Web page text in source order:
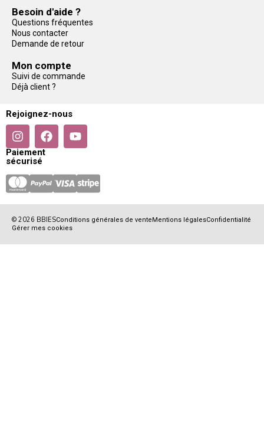
Besoin d'aide ?
Questions fréquentes
Nous contacter
Demande de retour
Mon compte
Suivi de commande
Déjà client ?
Rejoignez-nous
Paiement
sécurisé
© 2026 BBIESConditions générales de venteMentions légalesConfidentialité
Gérer mes cookies